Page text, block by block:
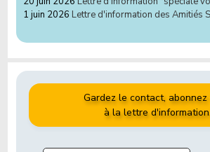
1 juin 2026 Lettre d'information des Amitiés
Gardez le contact, abonnez
à la lettre d'information.